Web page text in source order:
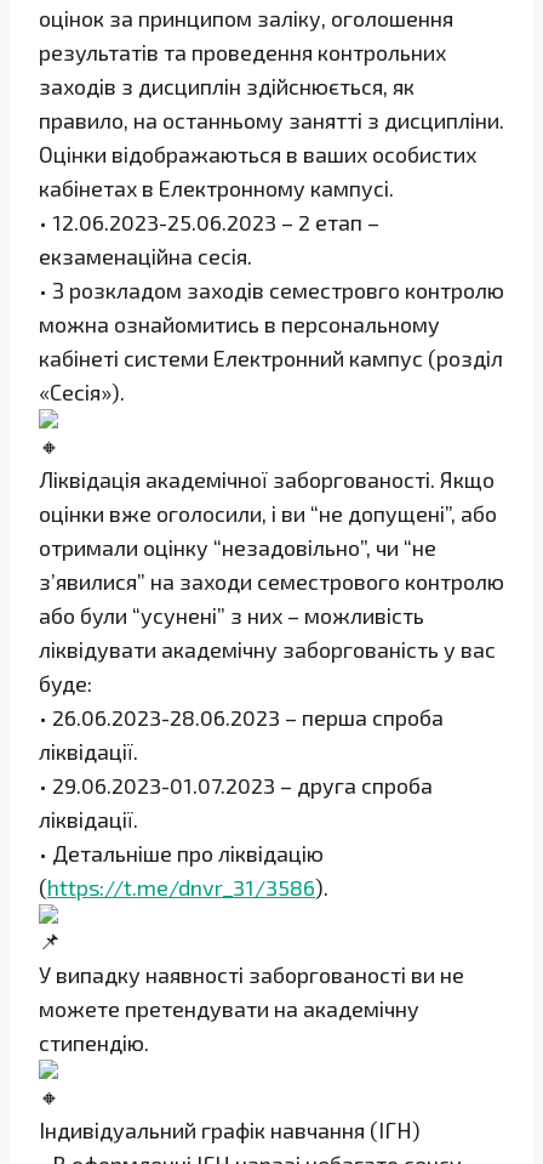
оцінок за принципом заліку, оголошення
результатів та проведення контрольних
заходів з дисциплін здійснюється, як
правило, на останньому занятті з дисципліни.
Оцінки відображаються в ваших особистих
кабінетах в Електронному кампусі.
• 12.06.2023-25.06.2023 – 2 етап –
екзаменаційна сесія.
• З розкладом заходів семестровго контролю
можна ознайомитись в персональному
кабінеті системи Електронний кампус (розділ
«Сесія»).
Ліквідація академічної заборгованості. Якщо
оцінки вже оголосили, і ви “не допущені”, або
отримали оцінку “незадовільно”, чи “не
з’явилися” на заходи семестрового контролю
або були “усунені” з них – можливість
ліквідувати академічну заборгованість у вас
буде:
• 26.06.2023-28.06.2023 – перша спроба
ліквідації.
• 29.06.2023-01.07.2023 – друга спроба
ліквідації.
• Детальніше про ліквідацію
(https://t.me/dnvr_31/3586).
У випадку наявності заборгованості ви не
можете претендувати на академічну
стипендію.
Індивідуальний графік навчання (ІГН)